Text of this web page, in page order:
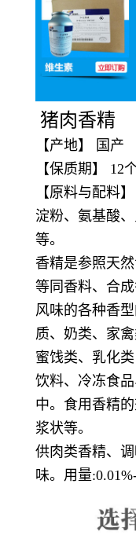
猪肉香精
【产地】 国
【保质期】
【原料与配料
淀粉、氨基酸
等。
香精是参照天
等同香料、 合
风味的各种香
质、奶类、家
蜜饯类、乳化
饮料、 冷冻食品
中。食用香精
浆状等。
供肉类香精、
味。用量